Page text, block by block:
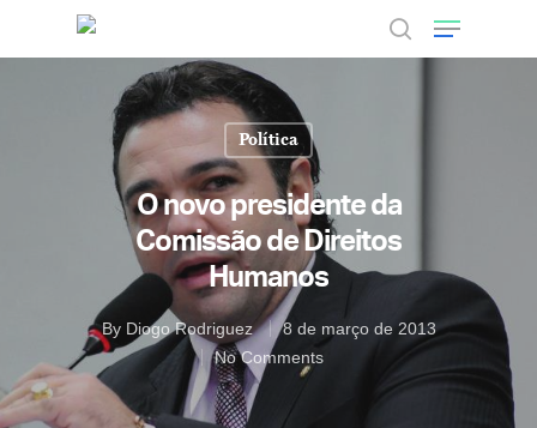
Hit enter to search or ESC to close
Política
O novo presidente da
Comissão de Direitos
Humanos
By Diogo Rodriguez
8 de março de 2013
No Comments